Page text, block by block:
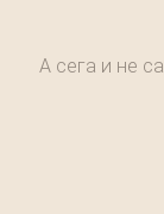
А сега и не